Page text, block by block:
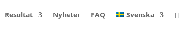
Resultat Nyheter FAQ Svenska